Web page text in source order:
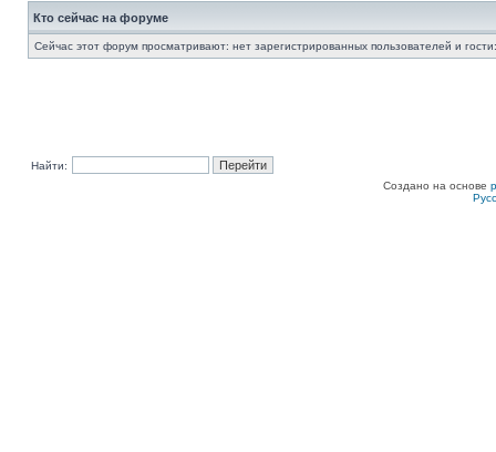
Кто сейчас на форуме
Сейчас этот форум просматривают: нет зарегистрированных пользователей и
Найти:
Создано на основе